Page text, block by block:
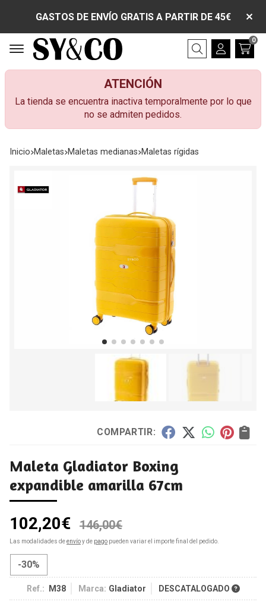
GASTOS DE ENVÍO GRATIS A PARTIR DE 45€
Buscar
0
ATENCIÓN
La tienda se encuentra inactiva temporalmente por lo que
no se admiten pedidos.
Inicio maletas maletas medianas maletas rígidas
COMPARTIR:
Maleta Gladiator Boxing
expandible amarilla 67cm
102,20€ 146,00€
Las modalidades deenvíoy de pago pueden variar el importe final del pedido.
-30%
Ref.: M38 Marca: Gladiator DESCATALOGADO